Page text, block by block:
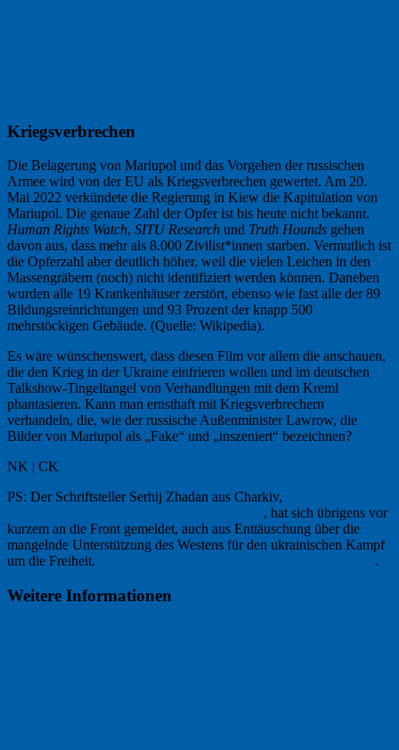
Kriegsverbrechen
Die Belagerung von Mariupol und das Vorgehen der russischen
Armee wird von der EU als Kriegsverbrechen gewertet. Am 20.
Mai 2022 verkündete die Regierung in Kiew die Kapitulation von
Mariupol. Die genaue Zahl der Opfer ist bis heute nicht bekannt.
Human Rights Watch, SITU Research und Truth Hounds gehen
davon aus, dass mehr als 8.000 Zivilist*innen starben. Vermutlich ist
die Opferzahl aber deutlich höher, weil die vielen Leichen in den
Massengräbern (noch) nicht identifiziert werden können. Daneben
wurden alle 19 Krankenhäuser zerstört, ebenso wie fast alle der 89
Bildungsreinrichtungen und 93 Prozent der knapp 500
mehrstöckigen Gebäude. (Quelle: Wikipedia).
Es wäre wünschenswert, dass diesen Film vor allem die anschauen,
die den Krieg in der Ukraine einfrieren wollen und im deutschen
Talkshow-Tingeltangel von Verhandlungen mit dem Kreml
phantasieren. Kann man ernsthaft mit Kriegsverbrechern
verhandeln, die, wie der russische Außenminister Lawrow, die
Bilder von Mariupol als „Fake“ und „inszeniert“ bezeichnen?
NK | CK
PS: Der Schriftsteller Serhij Zhadan aus Charkiv,
, hat sich übrigens vor
kurzem an die Front gemeldet, auch aus Enttäuschung über die
mangelnde Unterstützung des Westens für den ukrainischen Kampf
um die Freiheit.
.
Weitere Informationen